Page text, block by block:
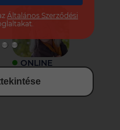
ONLINE
Általános Szerződési